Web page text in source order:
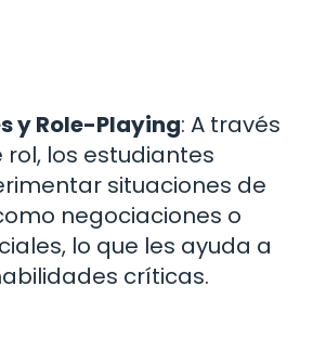
y Role-Playing: A través
rol, los estudiantes
situaciones de
negociaciones o
lo que les ayuda a
críticas.